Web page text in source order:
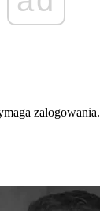
zalogowania.